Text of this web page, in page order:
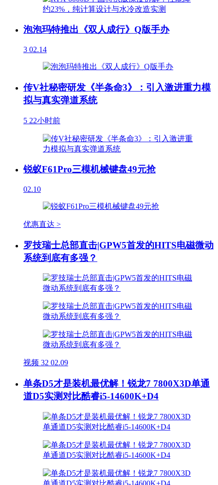
泡泡玛特推出《双人成行》Q版手办
3 02.14
传V社秘密研发《半条命3》：引入激进重力模
拟与真实弹道系统
5 22小时前
锐蚁F61Pro三模机械键盘49元抢
02.10
优惠直达 >
罗技瑞士总部直击|GPW5首发的HITS电磁微动
系统到底有多强？
视频 32 02.09
单条D5才是装机最优解！锐龙7 7800X3D单通
道D5实测对比酷睿i5-14600K+D4